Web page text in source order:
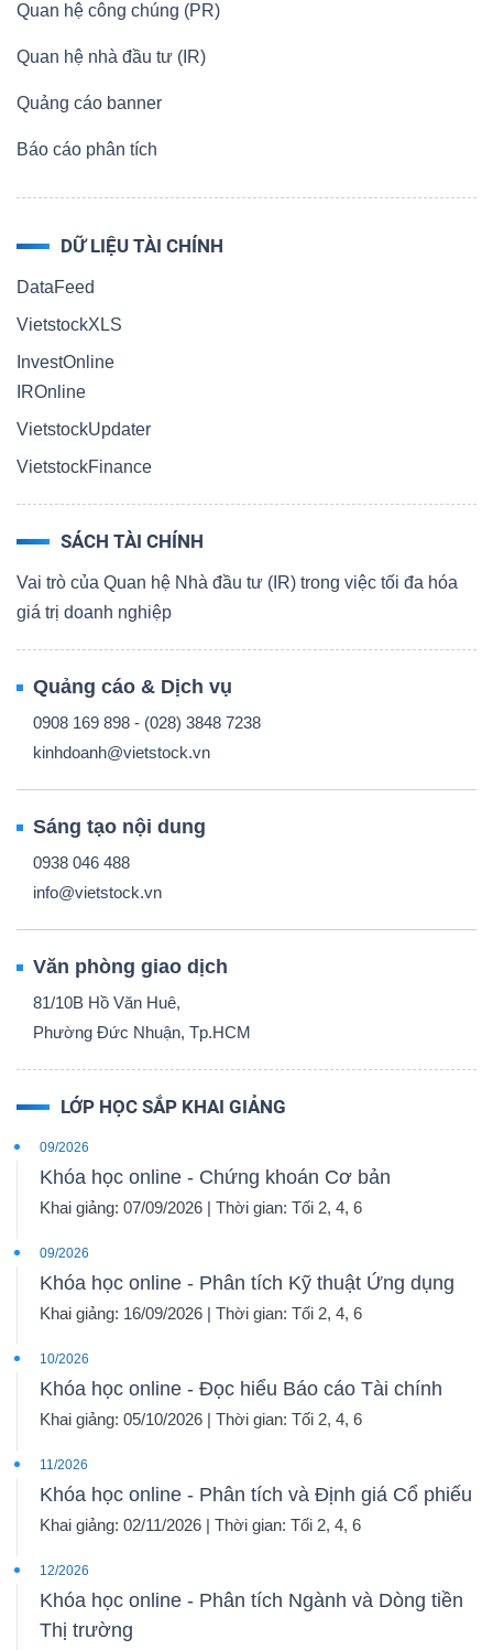
Quan hệ công chúng (PR)
Quan hệ nhà đầu tư (IR)
Quảng cáo banner
Báo cáo phân tích
DỮ LIỆU TÀI CHÍNH
DataFeed
VietstockXLS
InvestOnline
IROnline
VietstockUpdater
VietstockFinance
SÁCH TÀI CHÍNH
Vai trò của Quan hệ Nhà đầu tư (IR) trong việc tối đa hóa
giá trị doanh nghiệp
Quảng cáo & Dịch vụ
0908 169 898 - (028) 3848 7238
kinhdoanh@vietstock.vn
Sáng tạo nội dung
0938 046 488
info@vietstock.vn
Văn phòng giao dịch
81/10B Hồ Văn Huê,
Phường Đức Nhuận, Tp.HCM
LỚP HỌC SẮP KHAI GIẢNG
09/2026
Khóa học online - Chứng khoán Cơ bản
Khai giảng: 07/09/2026 | Thời gian: Tối 2, 4, 6
09/2026
Khóa học online - Phân tích Kỹ thuật Ứng dụng
Khai giảng: 16/09/2026 | Thời gian: Tối 2, 4, 6
10/2026
Khóa học online - Đọc hiểu Báo cáo Tài chính
Khai giảng: 05/10/2026 | Thời gian: Tối 2, 4, 6
11/2026
Khóa học online - Phân tích và Định giá Cổ phiếu
Khai giảng: 02/11/2026 | Thời gian: Tối 2, 4, 6
12/2026
Khóa học online - Phân tích Ngành và Dòng tiền
Thị trường